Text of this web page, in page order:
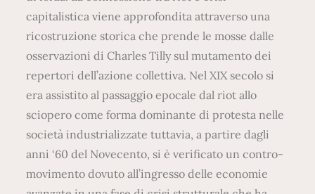
capitalistica viene approfondita attraverso una
ricostruzione storica che prende le mosse dalle
osservazioni di Charles Tilly sul mutamento dei
repertori dell’azione collettiva. Nel XIX secolo si
era assistito al passaggio epocale dal riot allo
sciopero come forma dominante di protesta nelle
società industrializzate tuttavia, a partire dagli
anni ‘60 del Novecento, si è verificato un contro-
movimento dovuto all’ingresso delle economie